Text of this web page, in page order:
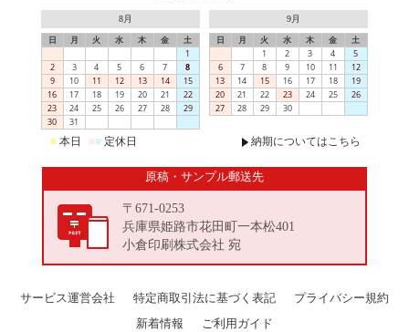
8月
日 月 火 水 木 金
土
1
2
3 4 5 6 7
8
9
10 11 12 13 14
15
16
17 18 19 20 21
22
23
24 25 26 27 28
29
30
31
9月
日 月 火 水 木 金
土
1
2 3 4
5
6
7 8 9 10 11
12
13
14 15 16 17 18
19
20
21 22 23 24 25
26
27
28 29 30
■ 本日 ■■ 定休日 納期についてはこちら
原稿・サンプル郵送先
〒671-0253
兵庫県姫路市花田町一本松401
小倉印刷株式会社 宛
サービス運営会社 特定商取引法に基づく表記
プライバシー規約
新着情報
ご利用ガイド